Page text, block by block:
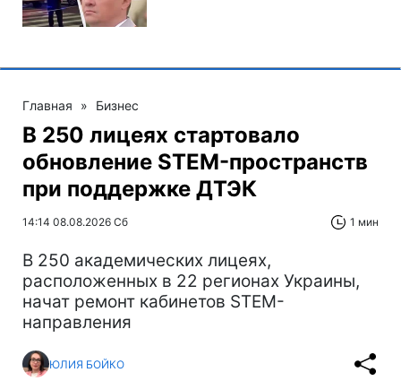
Главная » Бизнес
В 250 лицеях стартовало
обновление STEM-пространств
при поддержке ДТЭК‌
14:14 08.08.2026 Сб 1 мин
В 250 академических лицеях,
расположенных в 22 регионах Украины,
начат ремонт кабинетов STEM-
направления
ЮЛИЯ БОЙКО